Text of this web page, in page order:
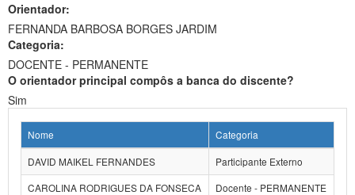
Orientador:
FERNANDA BARBOSA BORGES JARDIM
Categoria:
DOCENTE - PERMANENTE
O orientador principal compôs a banca do discente?
Sim
Nome
Categoria
DAVID MAIKEL FERNANDES
Participante Externo
CAROLINA RODRIGUES DA FONSECA
Docente - PERMANENTE